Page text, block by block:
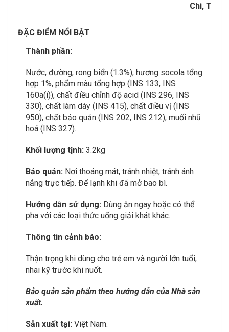
Chi,
ĐẶC ĐIỂM NỔI BẬT
Thành phần:
Nước, đường, rong biển (1.3%), hương socola tổng
hợp 1%, phẩm màu tổng hợp (INS 133, INS
160a(i)), chất điều chỉnh độ acid (INS 296, INS
330), chất làm dày (INS 415), chất điều vị (INS
950), chất bảo quản (INS 202, INS 212), muối nhũ
hoá (INS 327).
Khối lượng tịnh: 3.2kg
Bảo quản: Nơi thoáng mát, tránh nhiệt, tránh ánh
nắng trực tiếp. Để lạnh khi đã mở bao bì.
Hướng dẫn sử dụng: Dùng ăn ngay hoặc có thể
pha với các loại thức uống giải khát khác.
Thông tin cảnh báo:
Thận trọng khi dùng cho trẻ em và người lớn tuổi,
nhai kỹ trước khi nuốt.
Bảo quản sản phẩm theo hướng dẫn của Nhà sản
xuất.
Sản xuất tại: Việt Nam.